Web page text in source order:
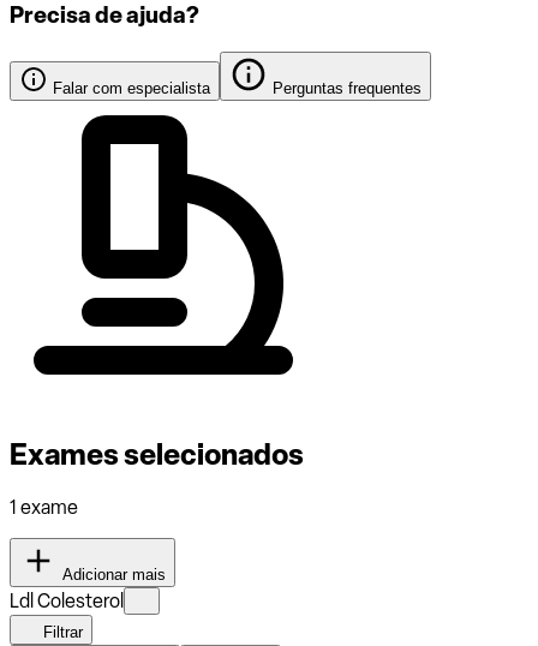
Precisa de ajuda?
Falar com especialista Perguntas frequentes
Exames selecionados
1 exame
Adicionar mais
Ldl Colesterol
Filtrar